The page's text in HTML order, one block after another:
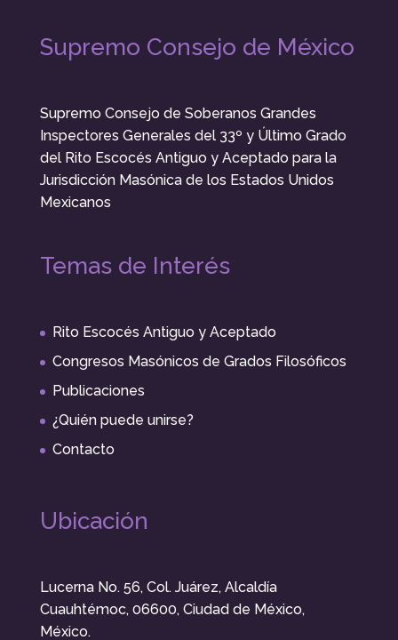
Supremo Consejo de México
Supremo Consejo de Soberanos Grandes
Inspectores Generales del 33º y Último Grado
del Rito Escocés Antiguo y Aceptado para la
Jurisdicción Masónica de los Estados Unidos
Mexicanos
Temas de Interés
Rito Escocés Antiguo y Aceptado
Congresos Masónicos de Grados Filosóficos
Publicaciones
¿Quién puede unirse?
Contacto
Ubicación
Lucerna No. 56, Col. Juárez, Alcaldía
Cuauhtémoc, 06600, Ciudad de México,
México.